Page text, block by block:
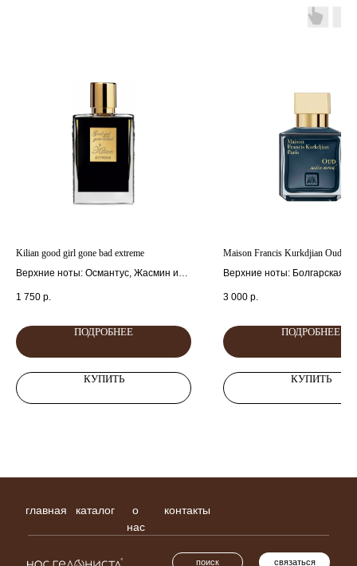
Kilian good girl gone bad extreme
Верхние ноты: Османтус, Жасмин и
Cредние ноты: Тубероза, Молоко и
Базовые ноты: Амбра и Экстракт
белого кедра.
1 750 р.
ПОДРОБНЕЕ
КУПИТЬ
Maison Francis Kurkdjian Oud
Верхние ноты: Болгарская
Средняя нота: Турецкая роза
Бензоин, Карамель и Кедр.
3 000 р.
ПОДРОБНЕЕ
КУПИТЬ
hedonist.nose@mail.ru
каталог
о
нас
контакты